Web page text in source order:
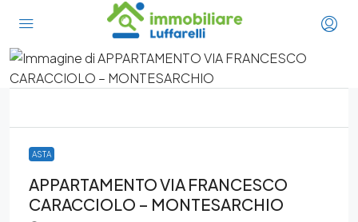
ASTA
APPARTAMENTO VIA FRANCESCO
CARACCIOLO – MONTESARCHIO